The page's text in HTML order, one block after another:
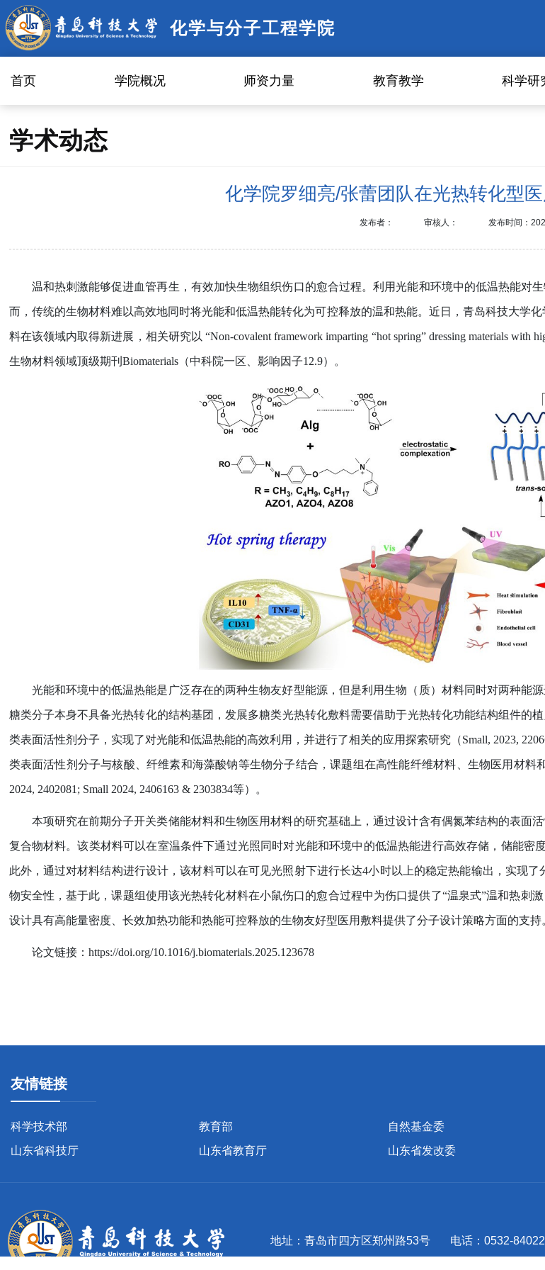
化学与分子工程学院
首页 学院概况 师资力量 教育教学 科学研
学术动态
化学院罗细亮/张蕾团队在光热转化型
发布者： 审核人： 发布时间：
温和热刺激能够促进血管再生，有效加快生物组织伤口的愈合过程。利用光能和环境中的低温热能对
而，传统的生物材料难以高效地同时将光能和低温热能转化为可控释放的温和热能。近日，青岛科技大学
料在该领域内取得新进展，相关研究以 “Non-covalent framework imparting “hot spring” dressing materials with
生物材料领域顶级期刊 Biomaterials（中科院一区、影响因子12.9）。
光能和环境中的低温热能是广泛存在的两种生物友好型能源，但是利用生物（质）材料同时对两种能
糖类分子本身不具备光热转化的结构基团，发展多糖类光热转化敷料需要借助于光热转化功能结构组件的
类表面活性剂分子，实现了对光能和低温热能的高效利用，并进行了相关的应用探索研究（Small, 2023,
类表面活性剂分子与核酸、纤维素和海藻酸钠等生物分子结合，课题组在高性能纤维材料、生物医用材料
2024, 2402081; Small 2024, 2406163 & 2303834等）。
本项研究在前期分子开关类储能材料和生物医用材料的研究基础上，通过设计含有偶氮苯结构的表面
复合物材料。该类材料可以在室温条件下通过光照同时对光能和环境中的低温热能进行高效存储，储能密
此外，通过对材料结构进行设计，该材料可以在可见光照射下进行长达4小时以上的稳定热能输出，实现了
物安全性，基于此，课题组使用该光热转化材料在小鼠伤口的愈合过程中为伤口提供了“温泉式”温和热刺
设计具有高能量密度、长效加热功能和热能可控释放的生物友好型医用敷料提供了分子设计策略方面的支持
论文链接： https://doi.org/10.1016/j.biomaterials.2025.123678
友情链接
科学技术部 教育部 自然基金委
山东省科技厅
山东省教育厅 山东省发改委
地址：青岛市四方区郑州路53号 电话：0532-